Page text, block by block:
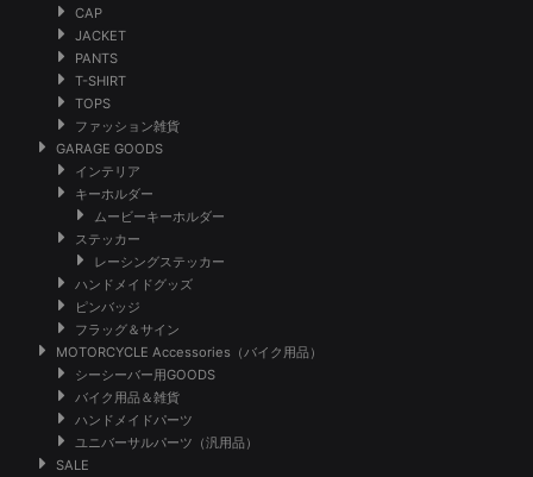
CAP
JACKET
PANTS
T-SHIRT
TOPS
ファッション雑貨
GARAGE GOODS
インテリア
キーホルダー
ムービーキーホルダー
ステッカー
レーシングステッカー
ハンドメイドグッズ
ピンバッジ
フラッグ＆サイン
MOTORCYCLE Accessories（バイク用品）
シーシーバー用GOODS
バイク用品＆雑貨
ハンドメイドパーツ
ユニバーサルパーツ（汎用品）
SALE